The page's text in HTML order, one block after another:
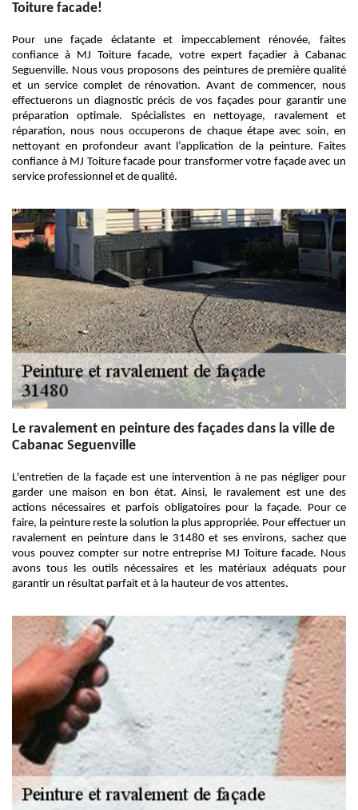
Toiture facade!
Pour une façade éclatante et impeccablement rénovée, faites
confiance à MJ Toiture facade, votre expert façadier à Cabanac
Seguenville. Nous vous proposons des peintures de première qualité
et un service complet de rénovation. Avant de commencer, nous
effectuerons un diagnostic précis de vos façades pour garantir une
préparation optimale. Spécialistes en nettoyage, ravalement et
réparation, nous nous occuperons de chaque étape avec soin, en
nettoyant en profondeur avant l’application de la peinture. Faites
confiance à MJ Toiture facade pour transformer votre façade avec un
service professionnel et de qualité.
Le ravalement en peinture des façades dans la ville de
Cabanac Seguenville
L'entretien de la façade est une intervention à ne pas négliger pour
garder une maison en bon état. Ainsi, le ravalement est une des
actions nécessaires et parfois obligatoires pour la façade. Pour ce
faire, la peinture reste la solution la plus appropriée. Pour effectuer un
ravalement en peinture dans le 31480 et ses environs, sachez que
vous pouvez compter sur notre entreprise MJ Toiture facade. Nous
avons tous les outils nécessaires et les matériaux adéquats pour
garantir un résultat parfait et à la hauteur de vos attentes.